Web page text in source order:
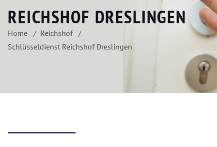
REICHSHOF DRESLINGEN
Home
Reichshof
Schlüsseldienst Reichshof Dreslingen